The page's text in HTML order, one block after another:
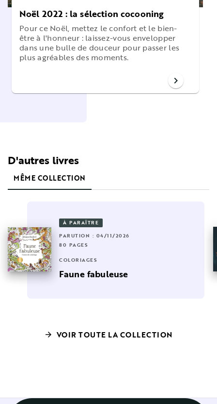
Noël 2022 : la sélection cocooning
Pour ce Noël, mettez le confort et le bien-
être à l'honneur : laissez-vous envelopper
dans une bulle de douceur pour passer les
plus agréables des moments.
chevron_right
D'autres livres
MÊME COLLECTION
À PARAÎTRE
PARUTION : 04/11/2026
80 PAGES
COLORIAGES
Faune fabuleuse
arrow_forward VOIR TOUTE LA COLLECTION